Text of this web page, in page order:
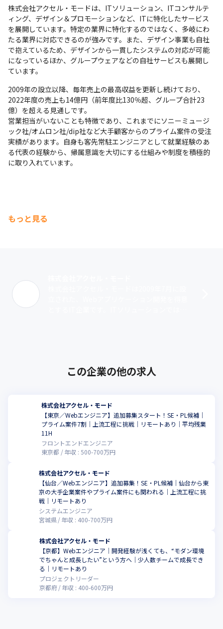
株式会社アクセル・モードは、ITソリューション、ITコンサルテ
ィング、デザイン＆プロモーションなど、ITに特化したサービス
を展開しています。特定の業界に特化するのではなく、多岐にわ
たる業界に対応できるのが強みです。また、デザイン事業も自社
で抱えているため、デザインから一貫したシステムの対応が可能
になっているほか、グループウェアなどの自社サービスも展開し
ています。
2009年の設立以降、毎年売上の最高収益を更新し続けており、
2022年度の売上も14億円（前年度比130％超、グループ合計23
億）を超える見通しです。
営業担当がいないことも特徴であり、これまでにソニーミュージ
ック社/オムロン社/dip社など大手顧客からのプライム案件の受注
実績があります。自身も客先常駐エンジニアとして就業経験のあ
る代表の経験から、帰属意識を大切にする仕組みや制度を積極的
に取り入れています。
もっと見る
この企業の他の求人
株式会社アクセル・モード
【東京／Webエンジニア】追加募集スタート！SE・PL候補｜
プライム案件7割｜上流工程に挑戦｜リモートあり｜平均残業
11H
フロントエンドエンジニア
東京都
年収 :500-700万円
株式会社アクセル・モード
【仙台／Webエンジニア】追加募集！SE・PL候補｜仙台から東
京の大手企業案件やプライム案件にも関われる｜上流工程に挑
戦｜リモートあり
システムエンジニア
宮城県
年収 : 400-700万円
株式会社アクセル・モード
【京都】Webエンジニア｜開発経験が浅くても、“モダン環境
でちゃんと成長したい”という方へ｜少人数チームで成長でき
る｜リモートあり
プロジェクトリーダー
京都府
年収 : 400-600万円